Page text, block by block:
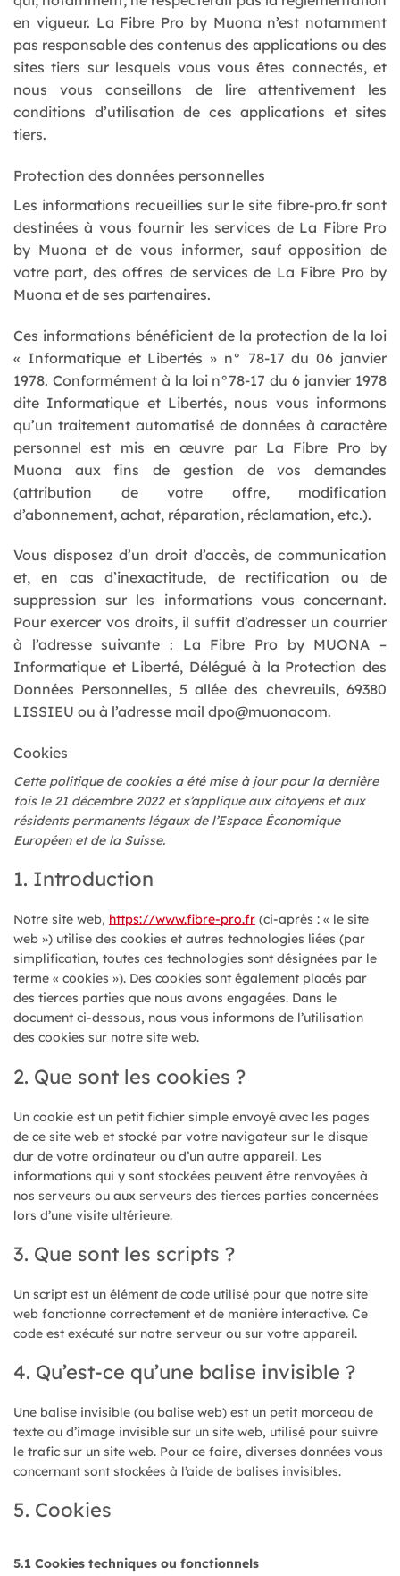
en vigueur. La Fibre Pro by Muona n’est notamment
pas responsable des contenus des applications ou des
sites tiers sur lesquels vous vous êtes connectés, et
nous vous conseillons de lire attentivement les
conditions d’utilisation de ces applications et sites
tiers.
Protection des données personnelles
Les informations recueillies sur le site fibre-pro.fr sont
destinées à vous fournir les services de La Fibre Pro
by Muona et de vous informer, sauf opposition de
votre part, des offres de services de La Fibre Pro by
Muona et de ses partenaires.
Ces informations bénéficient de la protection de la loi
« Informatique et Libertés » n° 78-17 du 06 janvier
1978. Conformément à la loi n°78-17 du 6 janvier 1978
dite Informatique et Libertés, nous vous informons
qu’un traitement automatisé de données à caractère
personnel est mis en œuvre par La Fibre Pro by
Muona aux fins de gestion de vos demandes
(attribution de votre offre, modification
d’abonnement, achat, réparation, réclamation, etc.).
Vous disposez d’un droit d’accès, de communication
et, en cas d’inexactitude, de rectification ou de
suppression sur les informations vous concernant.
Pour exercer vos droits, il suffit d’adresser un courrier
à l’adresse suivante : La Fibre Pro by MUONA –
Informatique et Liberté, Délégué à la Protection des
Données Personnelles, 5 allée des chevreuils, 69380
LISSIEU ou à l’adresse mail dpo@muonacom.
Cookies
Cette politique de cookies a été mise à jour pour la dernière
fois le 21 décembre 2022 et s’applique aux citoyens et aux
résidents permanents légaux de l’Espace Économique
Européen et de la Suisse.
1. Introduction
Notre site web, https://www.fibre-pro.fr (ci-après : « le site
web ») utilise des cookies et autres technologies liées (par
simplification, toutes ces technologies sont désignées par le
terme « cookies »). Des cookies sont également placés par
des tierces parties que nous avons engagées. Dans le
document ci-dessous, nous vous informons de l’utilisation
des cookies sur notre site web.
2. Que sont les cookies ?
Un cookie est un petit fichier simple envoyé avec les pages
de ce site web et stocké par votre navigateur sur le disque
dur de votre ordinateur ou d’un autre appareil. Les
informations qui y sont stockées peuvent être renvoyées à
nos serveurs ou aux serveurs des tierces parties concernées
lors d’une visite ultérieure.
3. Que sont les scripts ?
Un script est un élément de code utilisé pour que notre site
web fonctionne correctement et de manière interactive. Ce
code est exécuté sur notre serveur ou sur votre appareil.
4. Qu’est-ce qu’une balise invisible ?
Une balise invisible (ou balise web) est un petit morceau de
texte ou d’image invisible sur un site web, utilisé pour suivre
le trafic sur un site web. Pour ce faire, diverses données vous
concernant sont stockées à l’aide de balises invisibles.
5. Cookies
5.1 Cookies techniques ou fonctionnels